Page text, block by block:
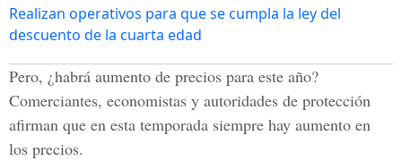
Realizan operativos para que se cumpla la ley del
descuento de la cuarta edad
Pero, ¿habrá aumento de precios para este año?
Comerciantes, economistas y autoridades de protección
afirman que en esta temporada siempre hay aumento en
los precios.